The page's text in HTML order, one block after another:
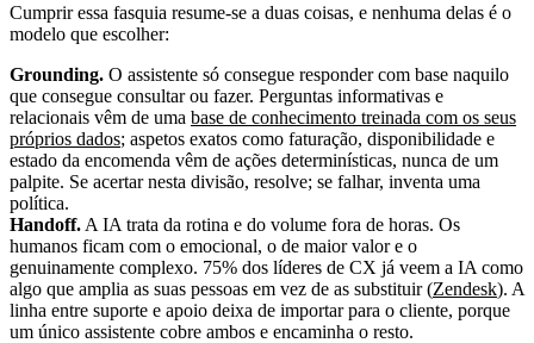
Cumprir essa fasquia resume-se a duas coisas, e nenhuma delas é o
modelo que escolher:
Grounding. O assistente só consegue responder com base naquilo
que consegue consultar ou fazer. Perguntas informativas e
relacionais vêm de uma base de conhecimento treinada com os seus
próprios dados; aspetos exatos como faturação, disponibilidade e
estado da encomenda vêm de ações determinísticas, nunca de um
palpite. Se acertar nesta divisão, resolve; se falhar, inventa uma
política.
Handoff. A IA trata da rotina e do volume fora de horas. Os
humanos ficam com o emocional, o de maior valor e o
genuinamente complexo. 75% dos líderes de CX já veem a IA como
algo que amplia as suas pessoas em vez de as substituir (Zendesk). A
linha entre suporte e apoio deixa de importar para o cliente, porque
um único assistente cobre ambos e encaminha o resto.